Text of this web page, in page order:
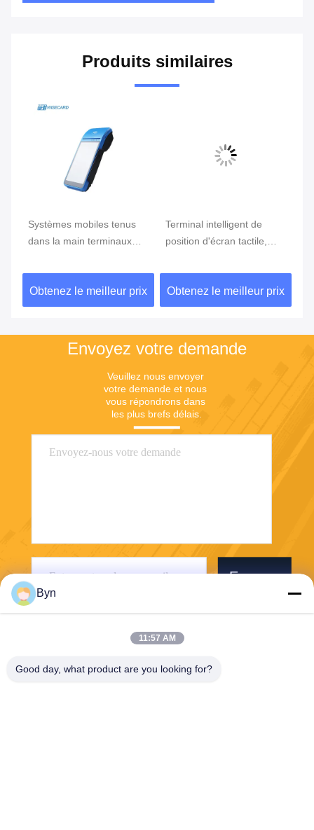
Produits similaires
Systèmes mobiles tenus
dans la main terminaux
position du BORD GPRS
5800mAh de position de
NFC de FBI
Obtenez le meilleur prix
Terminal intelligent de
position d'écran tactile,
lecteur d'empreintes
digitales
Obtenez le meilleur prix
Envoyez votre demande
Veuillez nous envoyer
votre demande et nous
vous répondrons dans
les plus brefs délais.
Envoyer
Byn
11:57 AM
Good day, what product are you looking for?